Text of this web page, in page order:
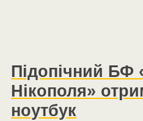
Підопічний БФ
Нікополя»
ноутбук